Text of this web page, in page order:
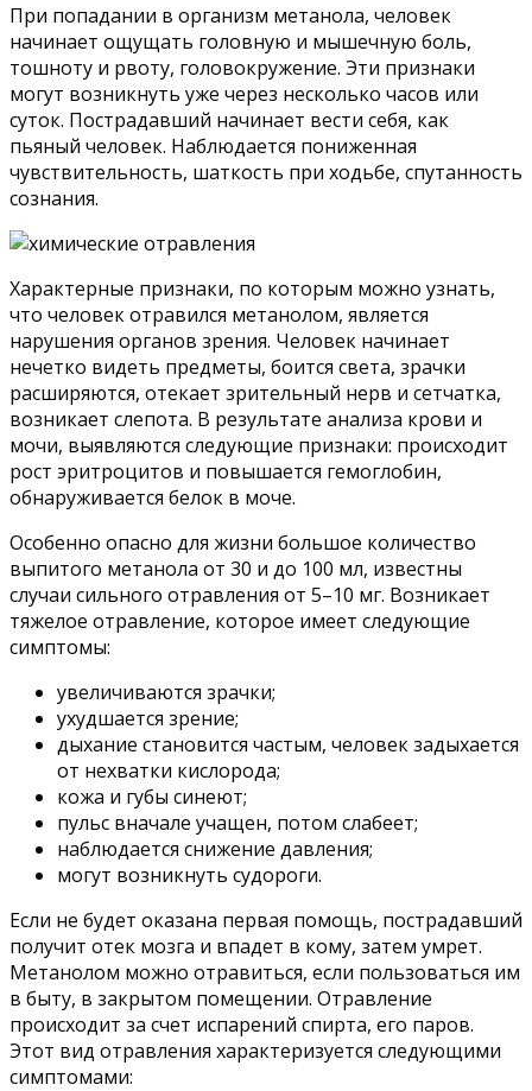
При попадании в организм метанола, человек
начинает ощущать головную и мышечную боль,
тошноту и рвоту, головокружение. Эти признаки
могут возникнуть уже через несколько часов или
суток. Пострадавший начинает вести себя, как
пьяный человек. Наблюдается пониженная
чувствительность, шаткость при ходьбе, спутанность
сознания.
Характерные признаки, по которым можно узнать,
что человек отравился метанолом, является
нарушения органов зрения. Человек начинает
нечетко видеть предметы, боится света, зрачки
расширяются, отекает зрительный нерв и сетчатка,
возникает слепота. В результате анализа крови и
мочи, выявляются следующие признаки: происходит
рост эритроцитов и повышается гемоглобин,
обнаруживается белок в моче.
Особенно опасно для жизни большое количество
выпитого метанола от 30 и до 100 мл, известны
случаи сильного отравления от 5–10 мг. Возникает
тяжелое отравление, которое имеет следующие
симптомы:
увеличиваются зрачки;
ухудшается зрение;
дыхание становится частым, человек задыхается
от нехватки кислорода;
кожа и губы синеют;
пульс вначале учащен, потом слабеет;
наблюдается снижение давления;
могут возникнуть судороги.
Если не будет оказана первая помощь, пострадавший
получит отек мозга и впадет в кому, затем умрет.
Метанолом можно отравиться, если пользоваться им
в быту, в закрытом помещении. Отравление
происходит за счет испарений спирта, его паров.
Этот вид отравления характеризуется следующими
симптомами: